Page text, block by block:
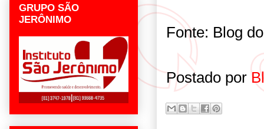
Fonte: Blog
Postado por
GRUPO SÃO
JERÔNIMO